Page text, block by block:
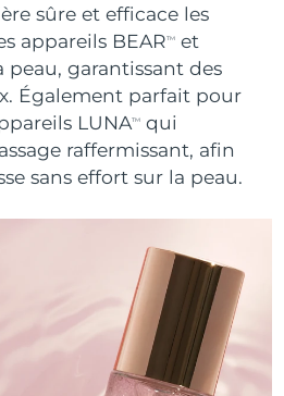
sûre et efficace les
appareils BEARTM
et
peau, garantissant des
Également parfait pour
LUNATM
qui
raffermissant, afin
sans effort sur la peau.
Livraison estimée
Livraison estimée
Livraison estimée
Livraison estimée9/8/26
Livraison estimée 8/8/26
Livraison estimée 8/8/26
Livraison estimée11/8/26